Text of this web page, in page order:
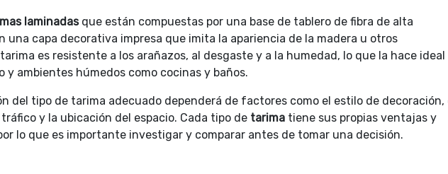
laminadasque están compuestas por una base de tablero de fibra de alta
una capa decorativa impresa que imita la apariencia de la madera u otros
es resistente a los arañazos, al desgaste y a la humedad, lo que la hace ideal
y ambientes húmedos como cocinas y baños.
del tipo de tarima adecuado dependerá de factores como el estilo de decoración,
y la ubicación del espacio. Cada tipo de tarima tiene sus propias ventajas y
lo que es importante investigar y comparar antes de tomar una decisión.